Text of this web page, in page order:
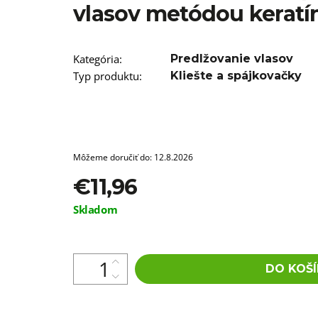
vlasov metódou
Kategória: Predlžovanie vlasov
Typ produktu: Kliešte a spájkovačky
Môžeme doručiť do: 12.8.2026
€11,96
Jednotková
Skladom
DO
€4,76
Pôvodne: €6,76